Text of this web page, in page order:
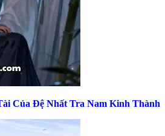
Của Đệ Nhất Tra Nam Kinh Thành